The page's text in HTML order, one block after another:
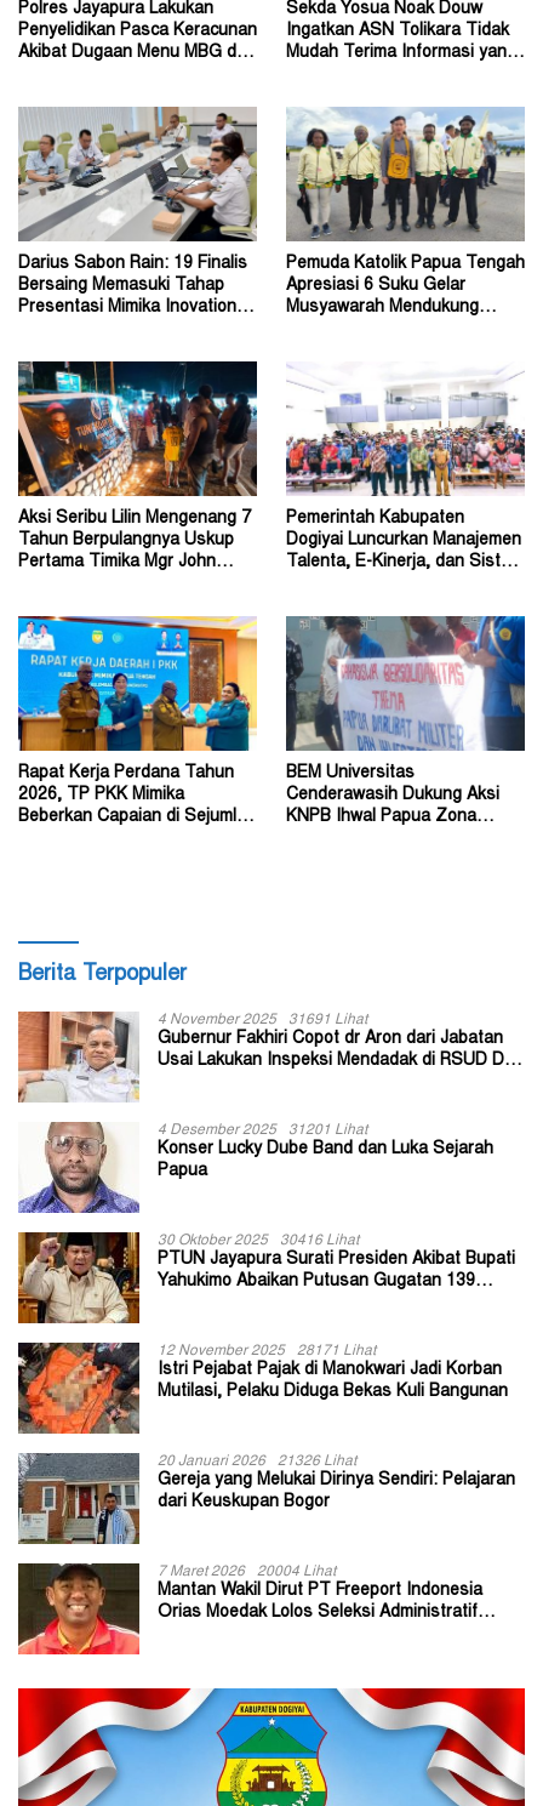
Polres Jayapura Lakukan
Penyelidikan Pasca Keracunan
Akibat Dugaan Menu MBG di
Sekda Yosua Noak Douw
Ingatkan ASN Tolikara Tidak
Mudah Terima Informasi yang
Darius Sabon Rain: 19 Finalis
Bersaing Memasuki Tahap
Presentasi Mimika Inovation
Pemuda Katolik Papua Tengah
Apresiasi 6 Suku Gelar
Musyawarah Mendukung
Aksi Seribu Lilin Mengenang 7
Tahun Berpulangnya Uskup
Pertama Timika Mgr John
Pemerintah Kabupaten
Dogiyai Luncurkan Manajemen
Talenta, E-Kinerja, dan Sistem
Rapat Kerja Perdana Tahun
2026, TP PKK Mimika
Beberkan Capaian di Sejumlah
BEM Universitas
Cenderawasih Dukung Aksi
KNPB Ihwal Papua Zona
Berita Terpopuler
4 November 2025 31691 Lihat
Gubernur Fakhiri Copot dr Aron dari Jabatan
Usai Lakukan Inspeksi Mendadak di RSUD Dok
4 Desember 2025 31201 Lihat
Konser Lucky Dube Band dan Luka Sejarah
Papua
30 Oktober 2025 30416 Lihat
PTUN Jayapura Surati Presiden Akibat Bupati
Yahukimo Abaikan Putusan Gugatan 139
12 November 2025 28171 Lihat
Istri Pejabat Pajak di Manokwari Jadi Korban
Mutilasi, Pelaku Diduga Bekas Kuli Bangunan
20 Januari 2026 21326 Lihat
Gereja yang Melukai Dirinya Sendiri: Pelajaran
dari Keuskupan Bogor
7 Maret 2026 20004 Lihat
Mantan Wakil Dirut PT Freeport Indonesia
Orias Moedak Lolos Seleksi Administratif